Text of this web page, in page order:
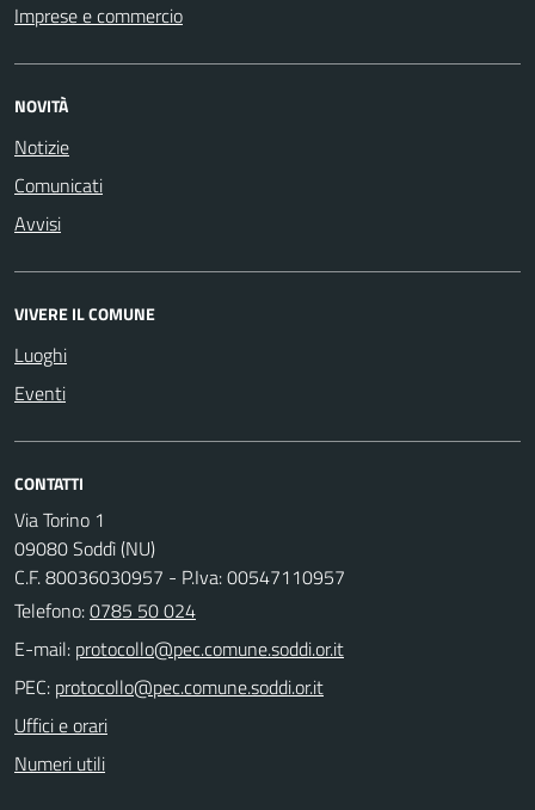
Imprese e commercio
NOVITÀ
Notizie
Comunicati
Avvisi
VIVERE IL COMUNE
Luoghi
Eventi
CONTATTI
Via Torino 1
09080 Soddì (NU)
C.F. 80036030957 - P.Iva: 00547110957
Telefono:0785 50 024
E-mail:
PEC:
Uffici e orari
Numeri utili